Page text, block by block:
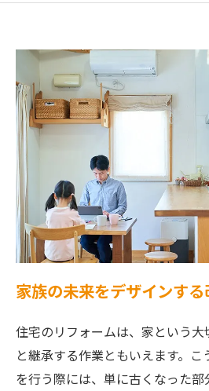
家族の未来をデザインす
住宅のリフォームは、家という
と継承する作業ともいえます。
を行う際には、単に古くなった